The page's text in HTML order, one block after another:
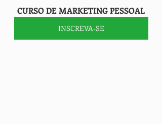
CURSO DE MARKETING PESSOAL
INSCREVA-SE